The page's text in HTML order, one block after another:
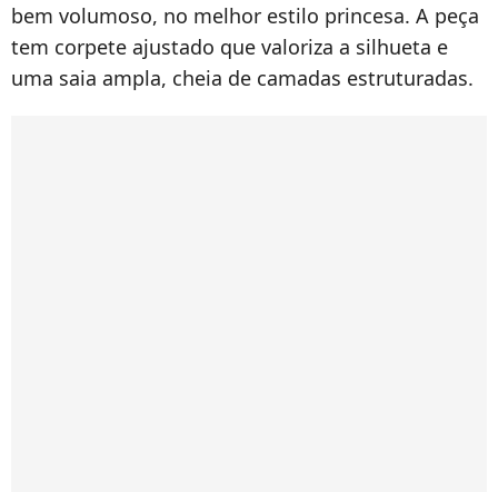
bem volumoso, no melhor estilo princesa. A peça
tem corpete ajustado que valoriza a silhueta e
uma saia ampla, cheia de camadas estruturadas.